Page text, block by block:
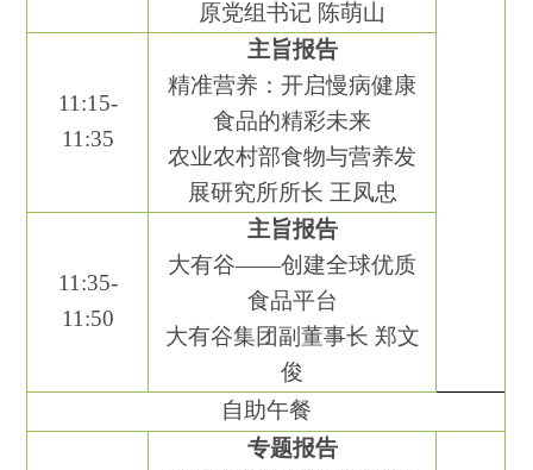
原党组书记 陈萌山
11 :15-
11 :35
主旨报告
精准营养：开启慢病健康
食品的精彩未来
农业农村部食物与营养发
展研究所所长 王凤忠
11 :35-
11 :50
主旨报告
大有谷——创建全球优质
食品平台
大有谷集团副董事长 郑文
俊
自助午餐
专题报告